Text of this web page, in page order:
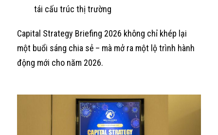
tái cấu trúc thị trường
Capital Strategy Briefing 2026 không chỉ khép lại
một buổi sáng chia sẻ – mà mở ra một lộ trình hành
động mới cho năm 2026.